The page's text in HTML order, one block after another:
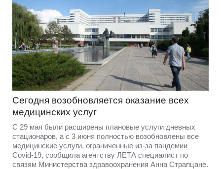
Сегодня возобновляется оказание всех
медицинских услуг
С 29 мая были расширены плановые услуги дневных
стационаров, а с 3 июня полностью возобновлены все
медицинские услуги, ограниченные из-за пандемии
Covid-19, сообщила агентству ЛЕТА специалист по
связям Министерства здравоохранения Анна Страпцане.